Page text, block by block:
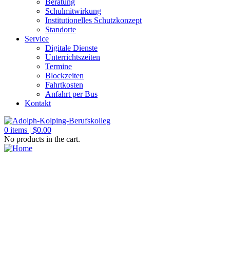
Beratung
Schulmitwirkung
Institutionelles Schutzkonzept
Standorte
Service
Digitale Dienste
Unterrichtszeiten
Termine
Blockzeiten
Fahrtkosten
Anfahrt per Bus
Kontakt
0 items | $0.00
No products in the cart.